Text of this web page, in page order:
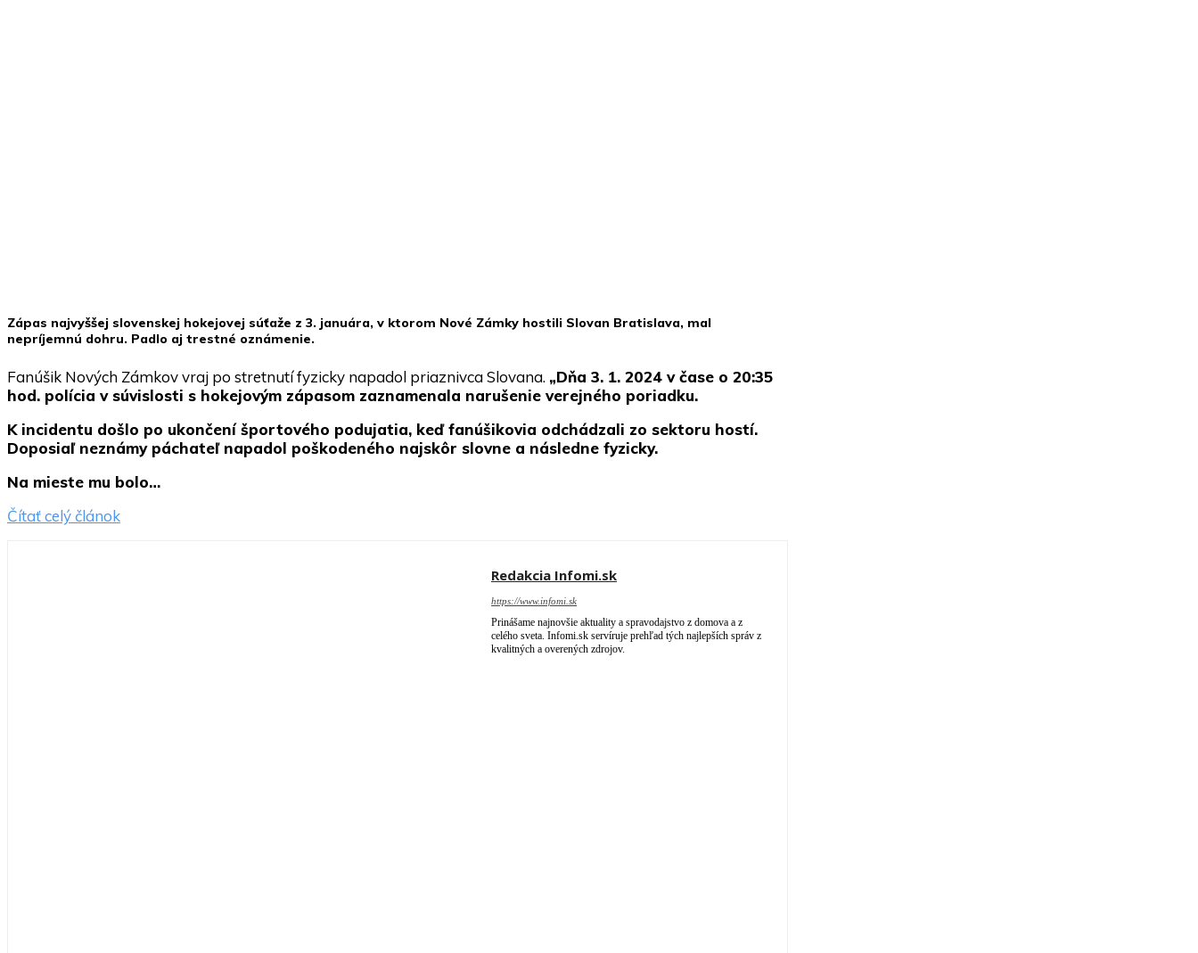
Zápas najvyššej slovenskej hokejovej súťaže z 3. januára, v ktorom Nové Zámky hostili Slovan Bratislava, mal
nepríjemnú dohru. Padlo aj trestné oznámenie.
Fanúšik Nových Zámkov vraj po stretnutí fyzicky napadol priaznivca Slovana. „Dňa 3. 1. 2024 v čase o 20:35
hod. polícia v súvislosti s hokejovým zápasom zaznamenala narušenie verejného poriadku.
K incidentu došlo po ukončení športového podujatia, keď fanúšikovia odchádzali zo sektoru hostí.
Doposiaľ neznámy páchateľ napadol poškodeného najskôr slovne a následne fyzicky.
Na mieste mu bolo…
Čítať celý článok
Redakcia Infomi.sk
https://www.infomi.sk
Prinášame najnovšie aktuality a spravodajstvo z domova a z
celého sveta. Infomi.sk servíruje prehľad tých najlepších správ z
kvalitných a overených zdrojov.